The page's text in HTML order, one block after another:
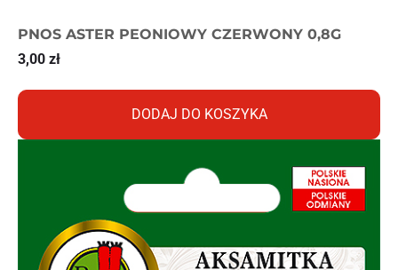
PNOS ASTER PEONIOWY CZERWONY 0,8G
3,00 zł
DODAJ DO KOSZYKA